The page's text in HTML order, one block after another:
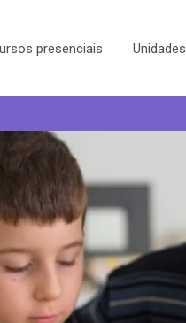
presenciais Unidades